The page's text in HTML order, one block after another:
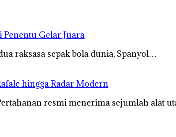
Penentu Gelar Juara
raksasa sepak bola dunia, Spanyol…
hingga Radar Modern
resmi menerima sejumlah alat